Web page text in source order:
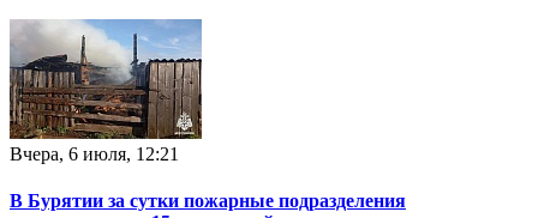
Вчера, 6 июля, 12:21
В Бурятии за сутки пожарные подразделения